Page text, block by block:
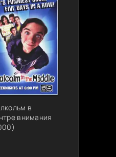
в
внимания